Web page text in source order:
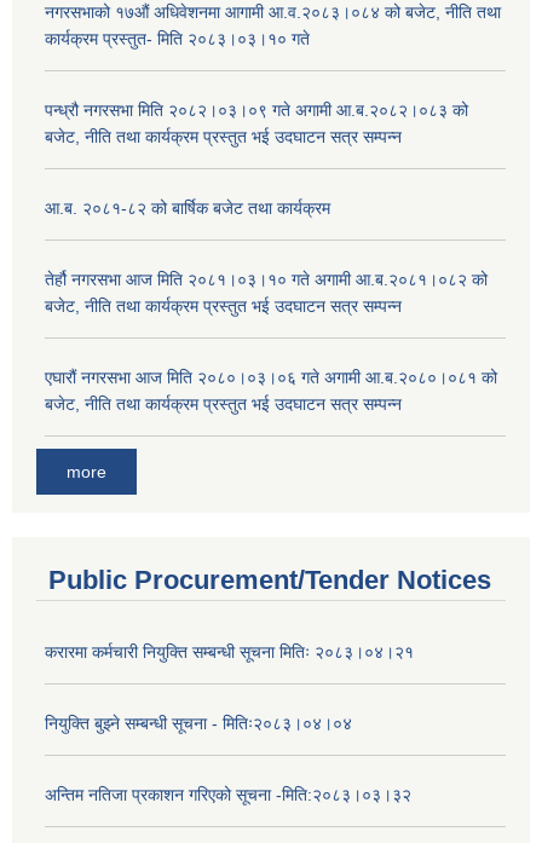
नगरसभाको १७औं अधिवेशनमा आगामी आ.व.२०८३।०८४ को बजेट, नीति तथा
कार्यक्रम प्रस्तुत- मिति २०८३।०३।१० गते
पन्ध्रौ नगरसभा मिति २०८२।०३।०९ गते अगामी आ.ब.२०८२।०८३ को
बजेट, नीति तथा कार्यक्रम प्रस्तुत भई उदघाटन सत्र सम्पन्न
आ.ब. २०८१-८२ को बार्षिक बजेट तथा कार्यक्रम
तेर्हौ नगरसभा आज मिति २०८१।०३।१० गते अगामी आ.ब.२०८१।०८२ को
बजेट, नीति तथा कार्यक्रम प्रस्तुत भई उदघाटन सत्र सम्पन्न
एघारौं नगरसभा आज मिति २०८०।०३।०६ गते अगामी आ.ब.२०८०।०८१ को
बजेट, नीति तथा कार्यक्रम प्रस्तुत भई उदघाटन सत्र सम्पन्न
more
Public Procurement/Tender Notices
करारमा कर्मचारी नियुक्ति सम्बन्धी सूचना मितिः २०८३।०४।२१
नियुक्ति बुझ्ने सम्बन्धी सूचना - मितिः२०८३।०४।०४
अन्तिम नतिजा प्रकाशन गरिएको सूचना -मिति:२०८३।०३।३२